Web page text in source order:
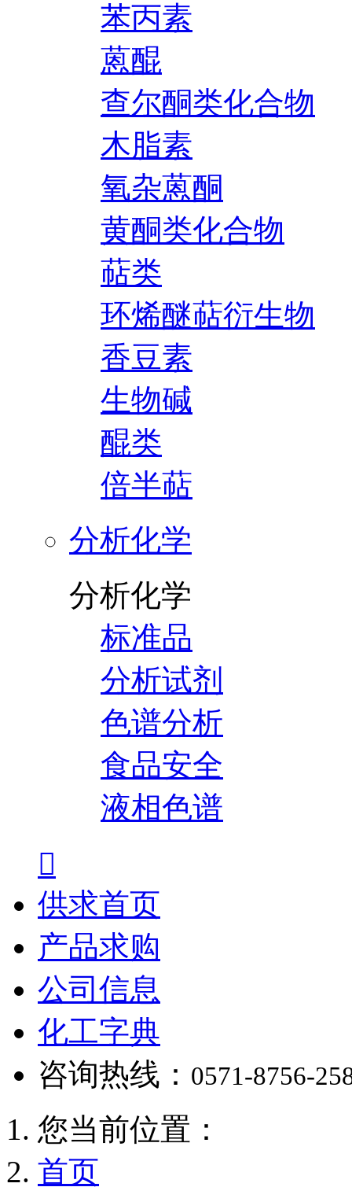
苯丙素
蒽醌
查尔酮类化合物
木脂素
氧杂蒽酮
黄酮类化合物
萜类
环烯醚萜衍生物
香豆素
生物碱
醌类
倍半萜
分析化学
分析化学
标准品
分析试剂
色谱分析
食品安全
液相色谱

供求首页
产品求购
公司信息
化工字典
咨询热线： 0571-8756-
您当前位置：
首页